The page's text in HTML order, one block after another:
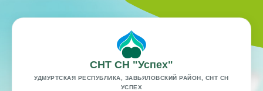
СНТ СН "Успех"
УДМУРТСКАЯ РЕСПУБЛИКА, ЗАВЬЯЛОВСКИЙ РАЙОН, СНТ СН
УСПЕХ